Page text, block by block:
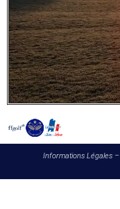
Informations Légales–